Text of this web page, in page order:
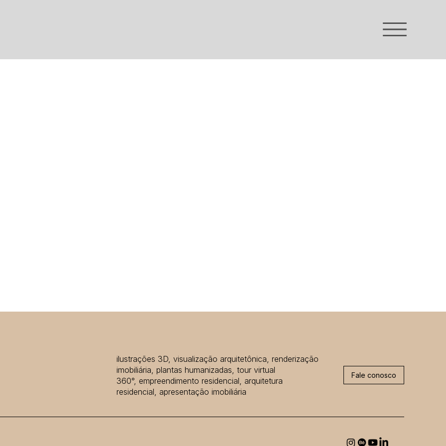
ilustrações 3D, visualização arquitetônica, renderização
imobiliária, plantas humanizadas, tour virtual
360°, empreendimento residencial, arquitetura
residencial, apresentação imobiliária
Fale conosco